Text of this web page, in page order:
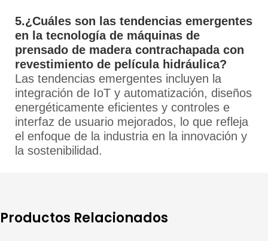
5.¿Cuáles son las tendencias emergentes
en la tecnología de máquinas de
prensado de madera contrachapada con
revestimiento de película hidráulica?
Las tendencias emergentes incluyen la
integración de IoT y automatización, diseños
energéticamente eficientes y controles e
interfaz de usuario mejorados, lo que refleja
el enfoque de la industria en la innovación y
la sostenibilidad.
Productos Relacionados